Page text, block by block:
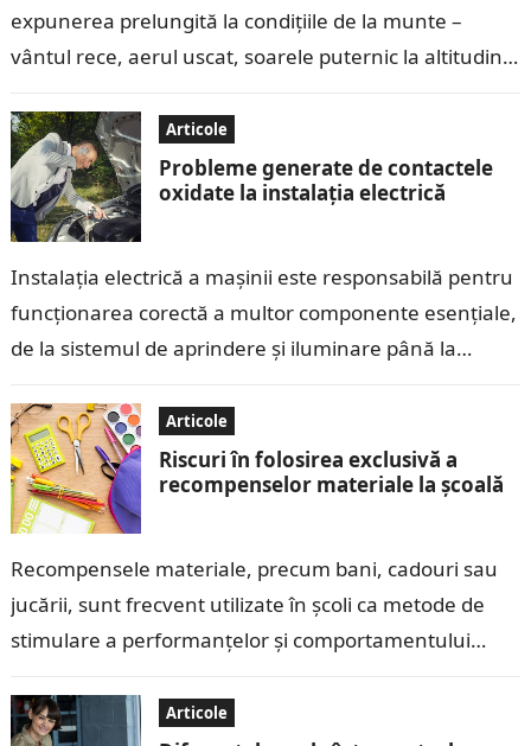
expunerea prelungită la condițiile de la munte –
vântul rece, aerul uscat, soarele puternic la altitudini
Articole
Probleme generate de contactele
oxidate la instalația electrică
Instalația electrică a mașinii este responsabilă pentru
funcționarea corectă a multor componente esențiale,
de la sistemul de aprindere și iluminare până la
electrice, care…
Articole
Riscuri în folosirea exclusivă a
recompenselor materiale la școală
Recompensele materiale, precum bani, cadouri sau
jucării, sunt frecvent utilizate în școli ca metode de
stimulare a performanțelor și comportamentului
pe…
Articole